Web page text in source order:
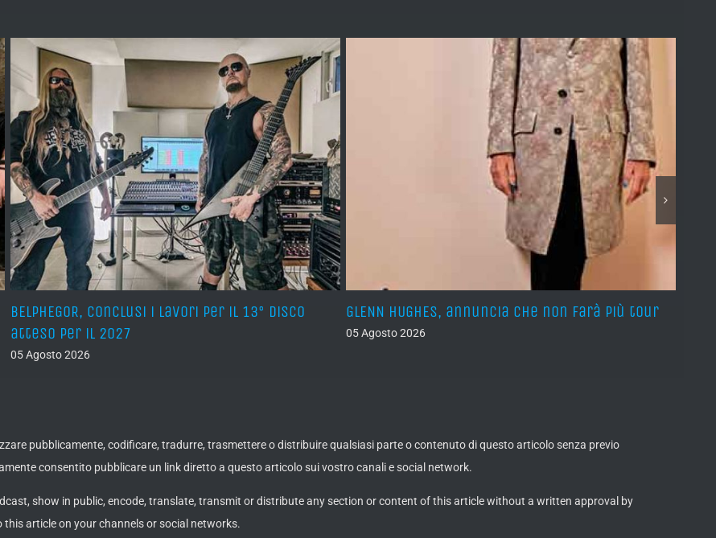
BELPHEGOR, conclusi i lavori per il 13° disco
atteso per il 2027
05 Agosto 2026
GLENN HUGHES, annuncia che non farà più tour
05 Agosto 2026
pubblicamente, codificare, tradurre, trasmettere o distribuire qualsiasi parte o contenuto di questo articolo senza previo
consentito pubblicare un link diretto a questo articolo sui vostro canali e social network.
show in public, encode, translate, transmit or distribute any section or content of this article without a written approval by
this article on your channels or social networks.